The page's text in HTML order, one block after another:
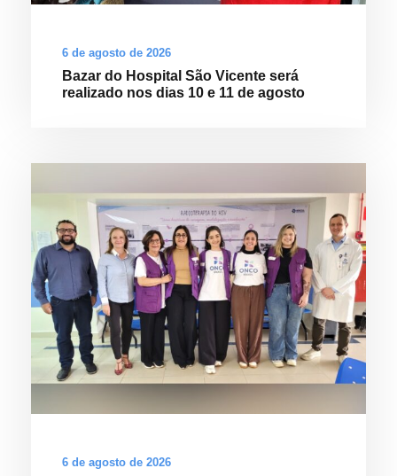
6 de agosto de 2026
Bazar do Hospital São Vicente será
realizado nos dias 10 e 11 de agosto
6 de agosto de 2026